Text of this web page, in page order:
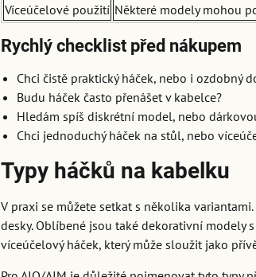
Víceúčelové použití Některé modely mohou
Rychlý checklist před nákupem
Chci čistě praktický háček, nebo i ozdobný
Budu háček často přenášet v kabelce?
Hledám spíš diskrétní model, nebo
Chci jednoduchý háček na stůl, nebo
Typy háčků na kabelku
V praxi se můžete setkat s několika
desky. Oblíbené jsou také dekorativní modely
víceúčelový háček, který může sloužit jako